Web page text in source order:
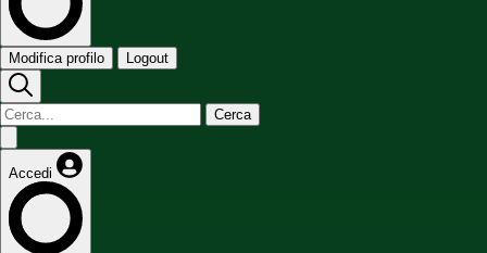
Modifica profilo Logout
Cerca
Accedi